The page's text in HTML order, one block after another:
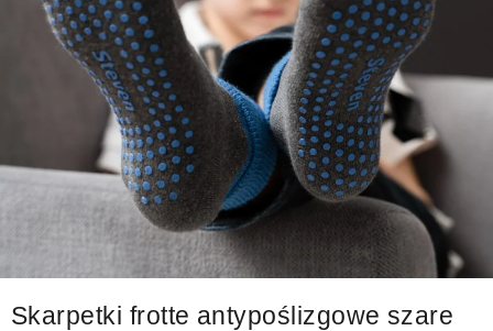
Skarpetki frotte antypoślizgowe szare